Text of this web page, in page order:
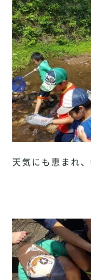
天気にも恵まれ